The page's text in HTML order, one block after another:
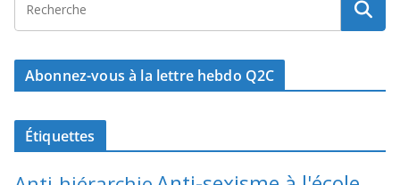
Abonnez-vous à la lettre hebdo Q2C
Étiquettes